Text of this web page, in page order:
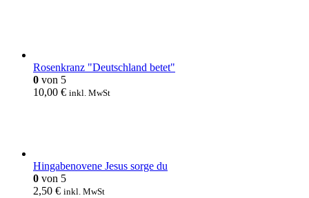
Rosenkranz "Deutschland betet"
0 von 5
10,00 € inkl. MwSt
Hingabenovene Jesus sorge du
0 von 5
2,50 € inkl. MwSt